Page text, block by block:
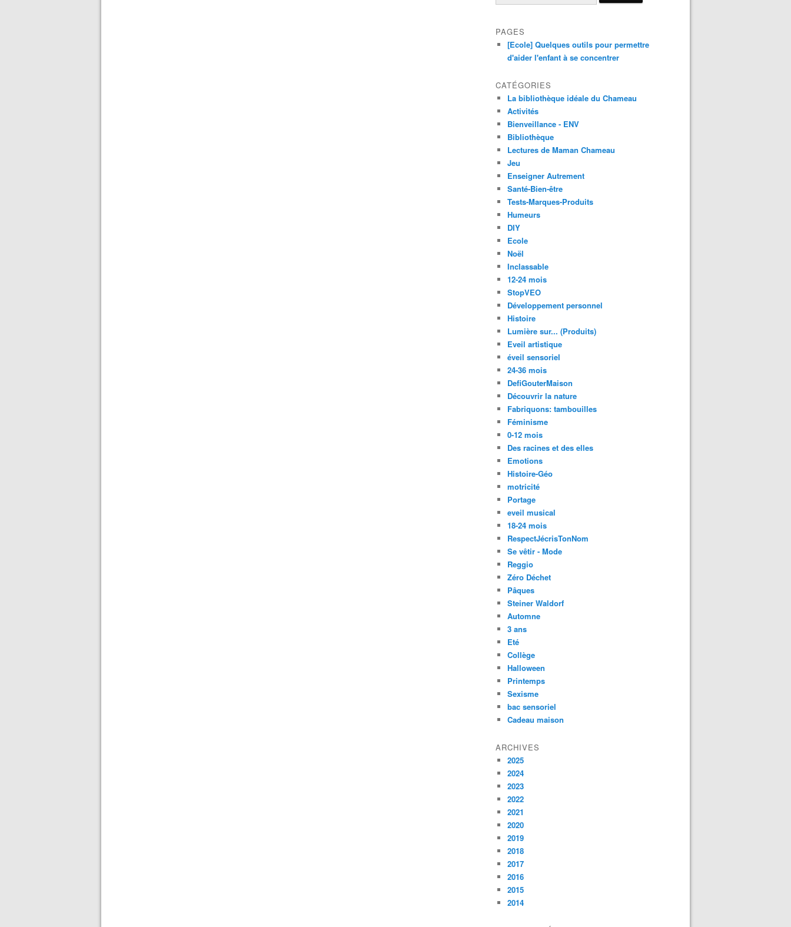
PAGES
[Ecole] Quelques outils pour permettre
d'aider l'enfant à se concentrer
CATÉGORIES
La bibliothèque idéale du Chameau
Activités
Bienveillance - ENV
Bibliothèque
Lectures de Maman Chameau
Jeu
Enseigner Autrement
Santé-Bien-être
Tests-Marques-Produits
Humeurs
DIY
Ecole
Noël
Inclassable
12-24 mois
StopVEO
Développement personnel
Histoire
Lumière sur... (Produits)
Eveil artistique
éveil sensoriel
24-36 mois
DefiGouterMaison
Découvrir la nature
Fabriquons: tambouilles
Féminisme
0-12 mois
Des racines et des elles
Emotions
Histoire-Géo
motricité
Portage
eveil musical
18-24 mois
RespectJécrisTonNom
Se vêtir - Mode
Reggio
Zéro Déchet
Pâques
Steiner Waldorf
Automne
3 ans
Eté
Collège
Halloween
Printemps
Sexisme
bac sensoriel
Cadeau maison
ARCHIVES
2025
2024
2023
2022
2021
2020
2019
2018
2017
2016
2015
2014